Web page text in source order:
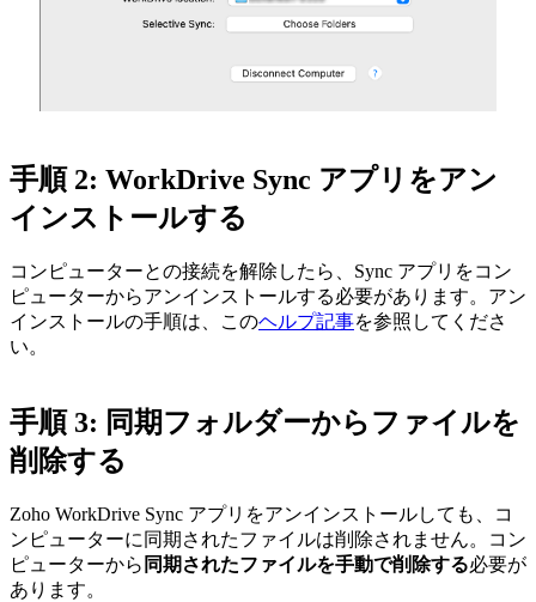
手順 2: WorkDrive Sync アプリをアン
インストールする
コンピューターとの接続を解除したら、Sync アプリをコン
ピューターからアンインストールする必要があります。アン
インストールの手順は、このヘルプ記事を参照してくださ
い。
手順 3: 同期フォルダーからファイルを
削除する
Zoho WorkDrive Sync アプリをアンインストールしても、コ
ンピューターに同期されたファイルは削除されません。コン
ピューターから 同期されたファイルを手動で削除する必要が
あります。